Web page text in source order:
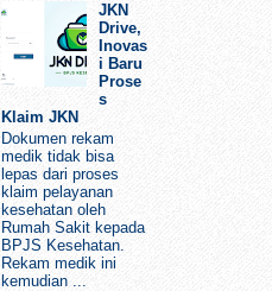
JKN
Drive,
Inovas
i Baru
Prose
s
Klaim JKN
Dokumen rekam
medik tidak bisa
lepas dari proses
klaim pelayanan
kesehatan oleh
Rumah Sakit kepada
BPJS Kesehatan.
Rekam medik ini
kemudian ...